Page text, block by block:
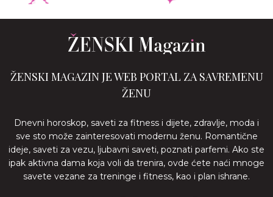
ŽENSKI MAGAZIN JE WEB PORTAL ZA SAVREMENU
ŽENU
Dnevni horoskop, saveti za fitness i dijete, zdravlje, moda i
sve sto može zainteresovati modernu ženu. Romantične
ideje, saveti za vezu, ljubavni saveti, poznati parfemi. Ako ste
ipak aktivna dama koja voli da trenira, ovde ćete naći mnoge
savete vezane za treninge i fitness, kao i plan ishrane.